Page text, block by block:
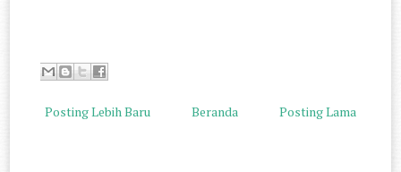
Posting Lebih Baru Posting Lama
Beranda